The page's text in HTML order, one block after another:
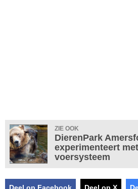
ZIE OOK
DierenPark
experimenteert
voersysteem